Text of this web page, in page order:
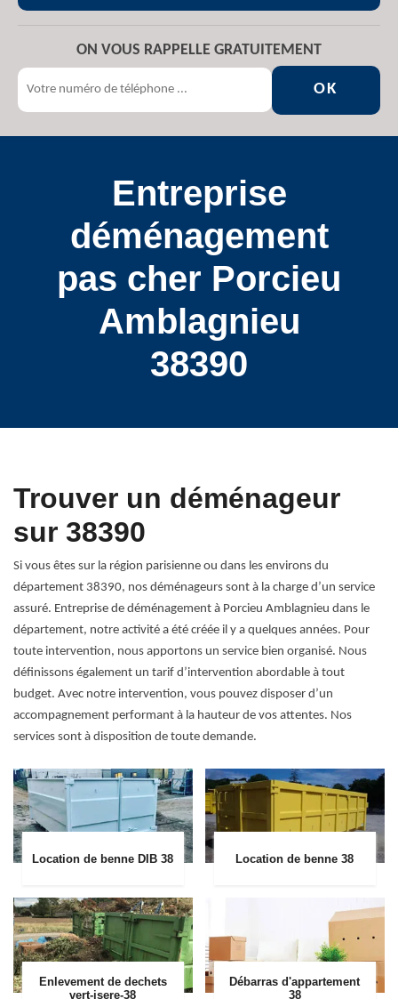
ON VOUS RAPPELLE GRATUITEMENT
Entreprise
déménagement
pas cher Porcieu
Amblagnieu
38390
Trouver un déménageur
sur 38390
Si vous êtes sur la région parisienne ou dans les environs du
département 38390, nos déménageurs sont à la charge d’un service
assuré. Entreprise de déménagement à Porcieu Amblagnieu dans le
département, notre activité a été créée il y a quelques années. Pour
toute intervention, nous apportons un service bien organisé. Nous
définissons également un tarif d’intervention abordable à tout
budget. Avec notre intervention, vous pouvez disposer d’un
accompagnement performant à la hauteur de vos attentes. Nos
services sont à disposition de toute demande.
Location de benne DIB 38 Location de benne 38
Enlevement de dechets
vert-isere-38
Débarras d'appartement
38